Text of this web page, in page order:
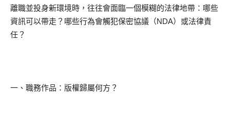
離職並投身新環境時，往往會面臨一個模糊的法律地帶：哪些
資訊可以帶走？哪些行為會觸犯保密協議（NDA）或法律責
任？
一、職務作品：版權歸屬何方？